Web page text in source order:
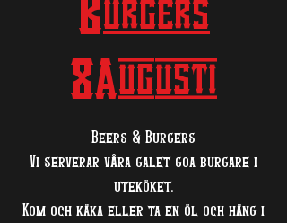
Burgers
8Augusti
Beers & Burgers
Vi serverar våra galet goa burgare i
uteköket.
Kom och käka eller ta en öl och häng i